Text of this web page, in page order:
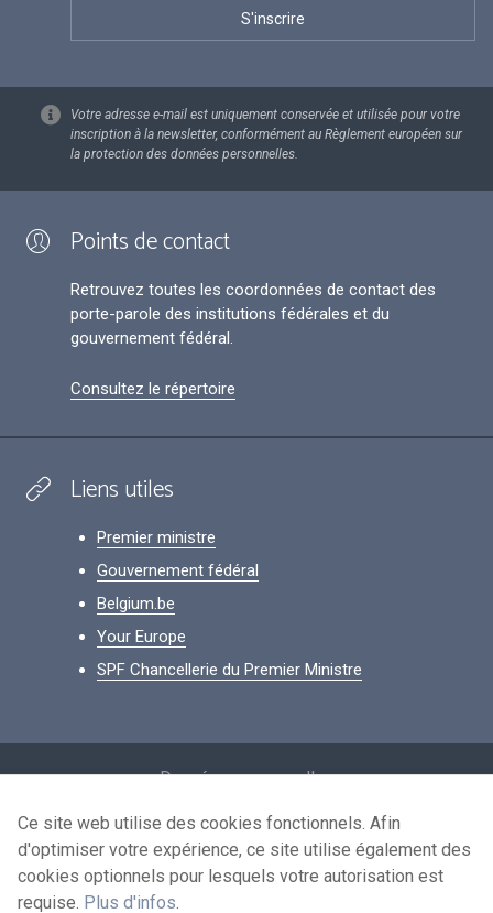
Votre adresse e-mail est uniquement conservée et utilisée pour votre
inscription à la newsletter, conformément au Règlement européen sur
la protection des données personnelles.
Points de contact
Retrouvez toutes les coordonnées de contact des
porte-parole des institutions fédérales et du
gouvernement fédéral.
Consultez le répertoire
Liens utiles
Premier ministre
Gouvernement fédéral
Belgium.be
Your Europe
SPF Chancellerie du Premier Ministre
Données personnelles
Conditions de réutilisation
Contactez-nous
Ce site web utilise des cookies fonctionnels. Afin
d'optimiser votre expérience, ce site utilise également des
cookies optionnels pour lesquels votre autorisation est
requise. Plus d'infos.